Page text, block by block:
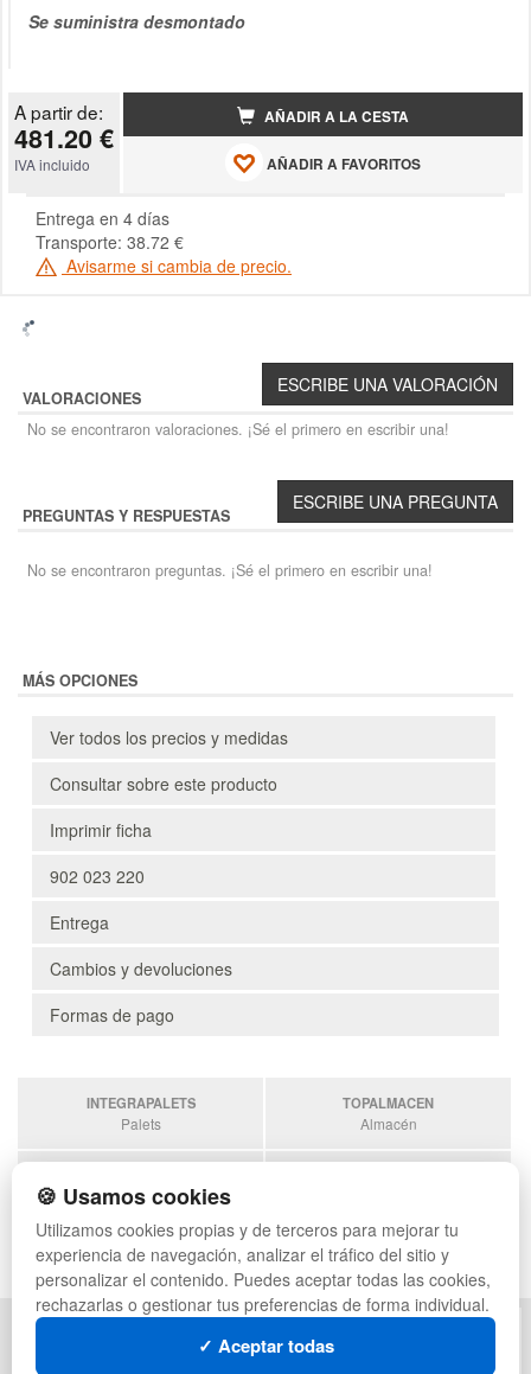
Se suministra desmontado
A partir de:
481.20 €
IVA incluido
AÑADIR A LA CESTA
AÑADIR A FAVORITOS
Entrega en 4 días
Transporte: 38.72 €
Avisarme si cambia de precio.
VALORACIONES
No se encontraron valoraciones. ¡Sé el primero en escribir una!
PREGUNTAS Y RESPUESTAS
No se encontraron preguntas. ¡Sé el primero en escribir una!
MÁS OPCIONES
Ver todos los precios y medidas
Consultar sobre este producto
Imprimir ficha
902 023 220
Entrega
Cambios y devoluciones
Formas de pago
INTEGRAPALETS
Palets
TOPALMACEN
Almacén
Sobrantes
ESTANTERIASKIT
Estanterias
POLÍTICA DE PRIVACIDAD
MAPA WEB
🍪 Usamos cookies
Utilizamos cookies propias y de terceros para mejorar tu
experiencia de navegación, analizar el tráfico del sitio y
personalizar el contenido. Puedes aceptar todas las cookies,
rechazarlas o gestionar tus preferencias de forma individual.
✓ Aceptar todas